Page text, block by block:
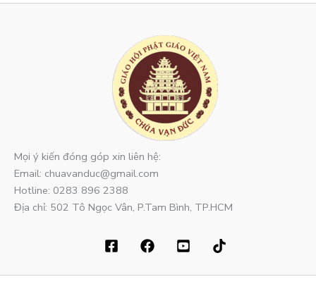
Mọi ý kiến đóng góp xin liên hệ:
Email: chuavanduc@gmail.com
Hotline: 0283 896 2388
Địa chỉ: 502 Tô Ngọc Vân, P.Tam Bình, TP.HCM